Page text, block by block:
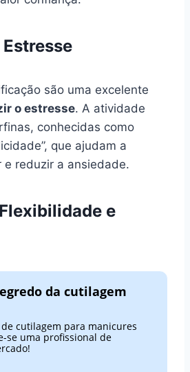
são uma excelente
o estresse. A atividade
conhecidas como
que ajudam a
e reduzir a ansiedade.
e
da cutilagem
cutilagem para manicures
se uma profissional de